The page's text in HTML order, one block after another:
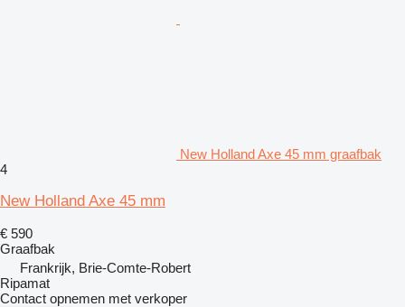
New Holland Axe 45 mm graafbak
4
New Holland Axe 45 mm
€ 590
Graafbak
Frankrijk, Brie-Comte-Robert
Ripamat
Contact opnemen met verkoper